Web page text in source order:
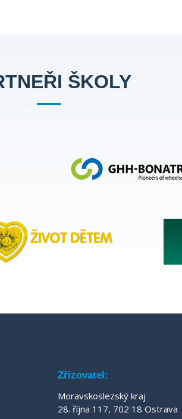
ŠKOLY
Zřizovatel:
Moravskoslezský kraj
28. října 117, 702 18 Ostrava